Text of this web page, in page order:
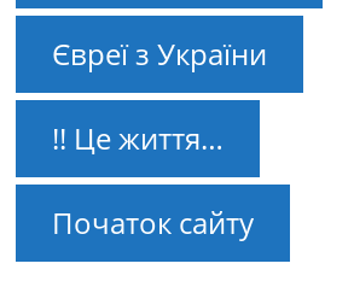
Євреї з України
!! Це життя…
Початок сайту